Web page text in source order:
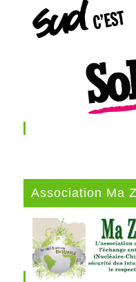
Association Ma